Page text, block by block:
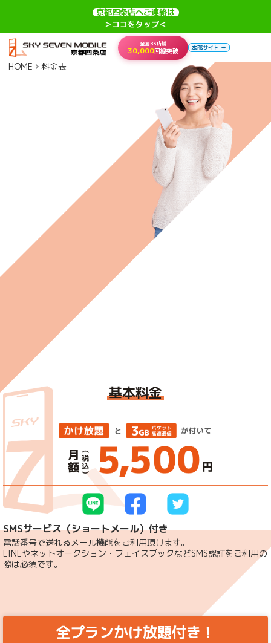
京都四条店へご連絡は
＞ココをタップ＜
全国83店舗
30,000回線突破 本部サイト →
HOME 料金表
基本料金
SMSサービス（ショートメール）付き
電話番号で送れるメール機能をご利用頂けます。
LINEやネットオークション・フェイスブックなどSMS認証をご利用の
際は必須です。
全プランかけ放題付き！